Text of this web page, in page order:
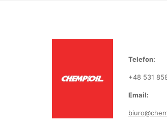
Telefon:
+48 531
Email: